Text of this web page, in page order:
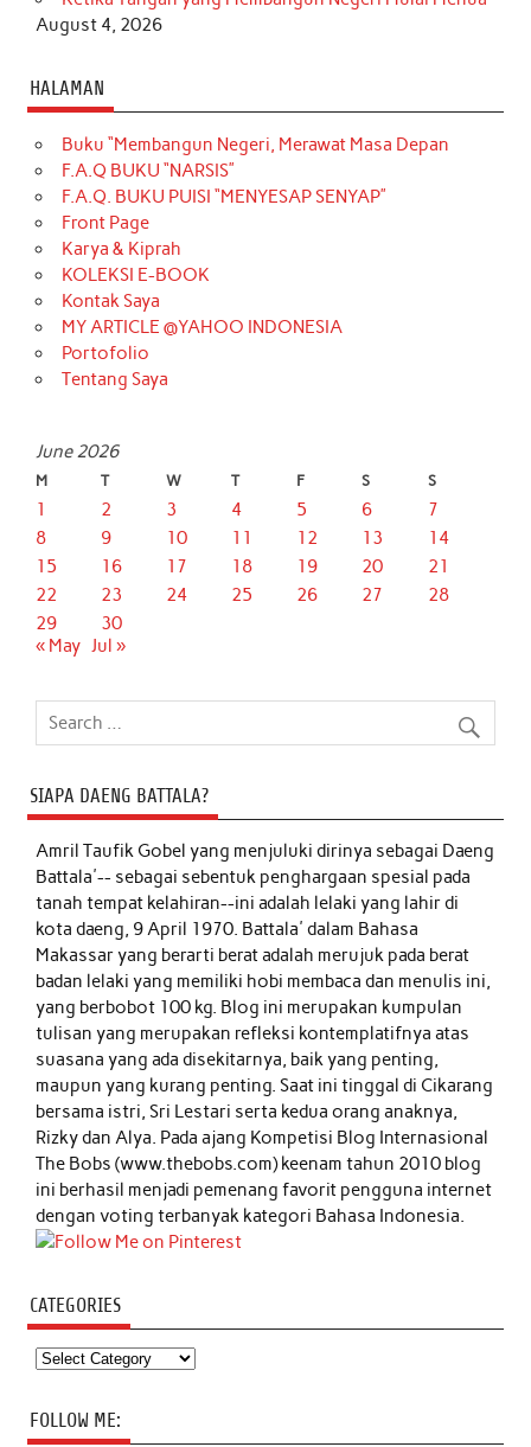
August 4, 2026
HALAMAN
Buku “Membangun Negeri, Merawat Masa Depan
F.A.Q BUKU “NARSIS”
F.A.Q. BUKU PUISI “MENYESAP SENYAP”
Front Page
Karya & Kiprah
KOLEKSI E-BOOK
Kontak Saya
MY ARTICLE @YAHOO INDONESIA
Portofolio
Tentang Saya
June 2026
M T W T F S S
1 2 3 4 5 6
7
8
9 10 11 12 13
14
15
16 17 18 19 20
21
22
23 24 25 26 27
28
29
30
« May Jul »
SIAPA DAENG BATTALA?
Amril Taufik Gobelyang menjuluki dirinya sebagai Daeng
Battala'-- sebagai sebentuk penghargaan spesial pada
tanah tempat kelahiran--ini adalah lelaki yang lahir di
kota daeng, 9 April 1970. Battala' dalam Bahasa
Makassar yang berarti berat adalah merujuk pada berat
badan lelaki yang memiliki hobi membaca dan menulis ini,
yang berbobot 100 kg. Blog ini merupakan kumpulan
tulisan yang merupakan refleksi kontemplatifnya atas
suasana yang ada disekitarnya, baik yang penting,
maupun yang kurang penting. Saat ini tinggal di Cikarang
bersama istri, Sri Lestari serta kedua orang anaknya,
Rizky dan Alya. Pada ajang Kompetisi Blog Internasional
The Bobs (www.thebobs.com) keenam tahun 2010 blog
ini berhasil menjadi pemenang favorit pengguna internet
dengan voting terbanyak kategori Bahasa Indonesia.
CATEGORIES
Categories
FOLLOW ME: